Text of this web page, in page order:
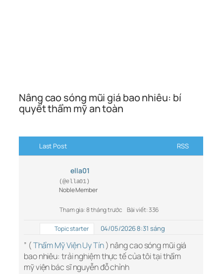
Nâng cao sóng mũi giá bao nhiêu: bí
quyết thẩm mỹ an toàn
Last Post RSS
ella01
(@ella01)
Noble Member
Tham gia: 8 tháng trước Bài viết: 336
Topic starter 04/05/2026 8:31 sáng
” (Thẩm Mỹ Viện Uy Tín) nâng cao sóng mũi giá
bao nhiêu: trải nghiệm thực tế của tôi tại thẩm
mỹ viện bác sĩ nguyễn đỗ chỉnh